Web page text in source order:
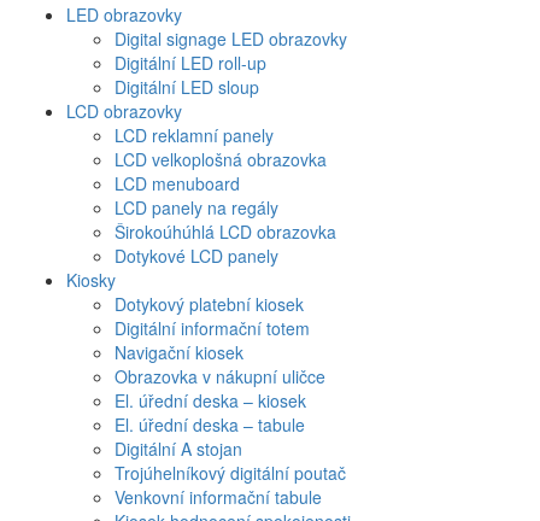
LED obrazovky
Digital signage LED obrazovky
Digitální LED roll-up
Digitální LED sloup
LCD obrazovky
LCD reklamní panely
LCD velkoplošná obrazovka
LCD menuboard
LCD panely na regály
Širokoúhúhlá LCD obrazovka
Dotykové LCD panely
Kiosky
Dotykový platební kiosek
Digitální informační totem
Navigační kiosek
Obrazovka v nákupní uličce
El. úřední deska – kiosek
El. úřední deska – tabule
Digitální A stojan
Trojúhelníkový digitální poutač
Venkovní informační tabule